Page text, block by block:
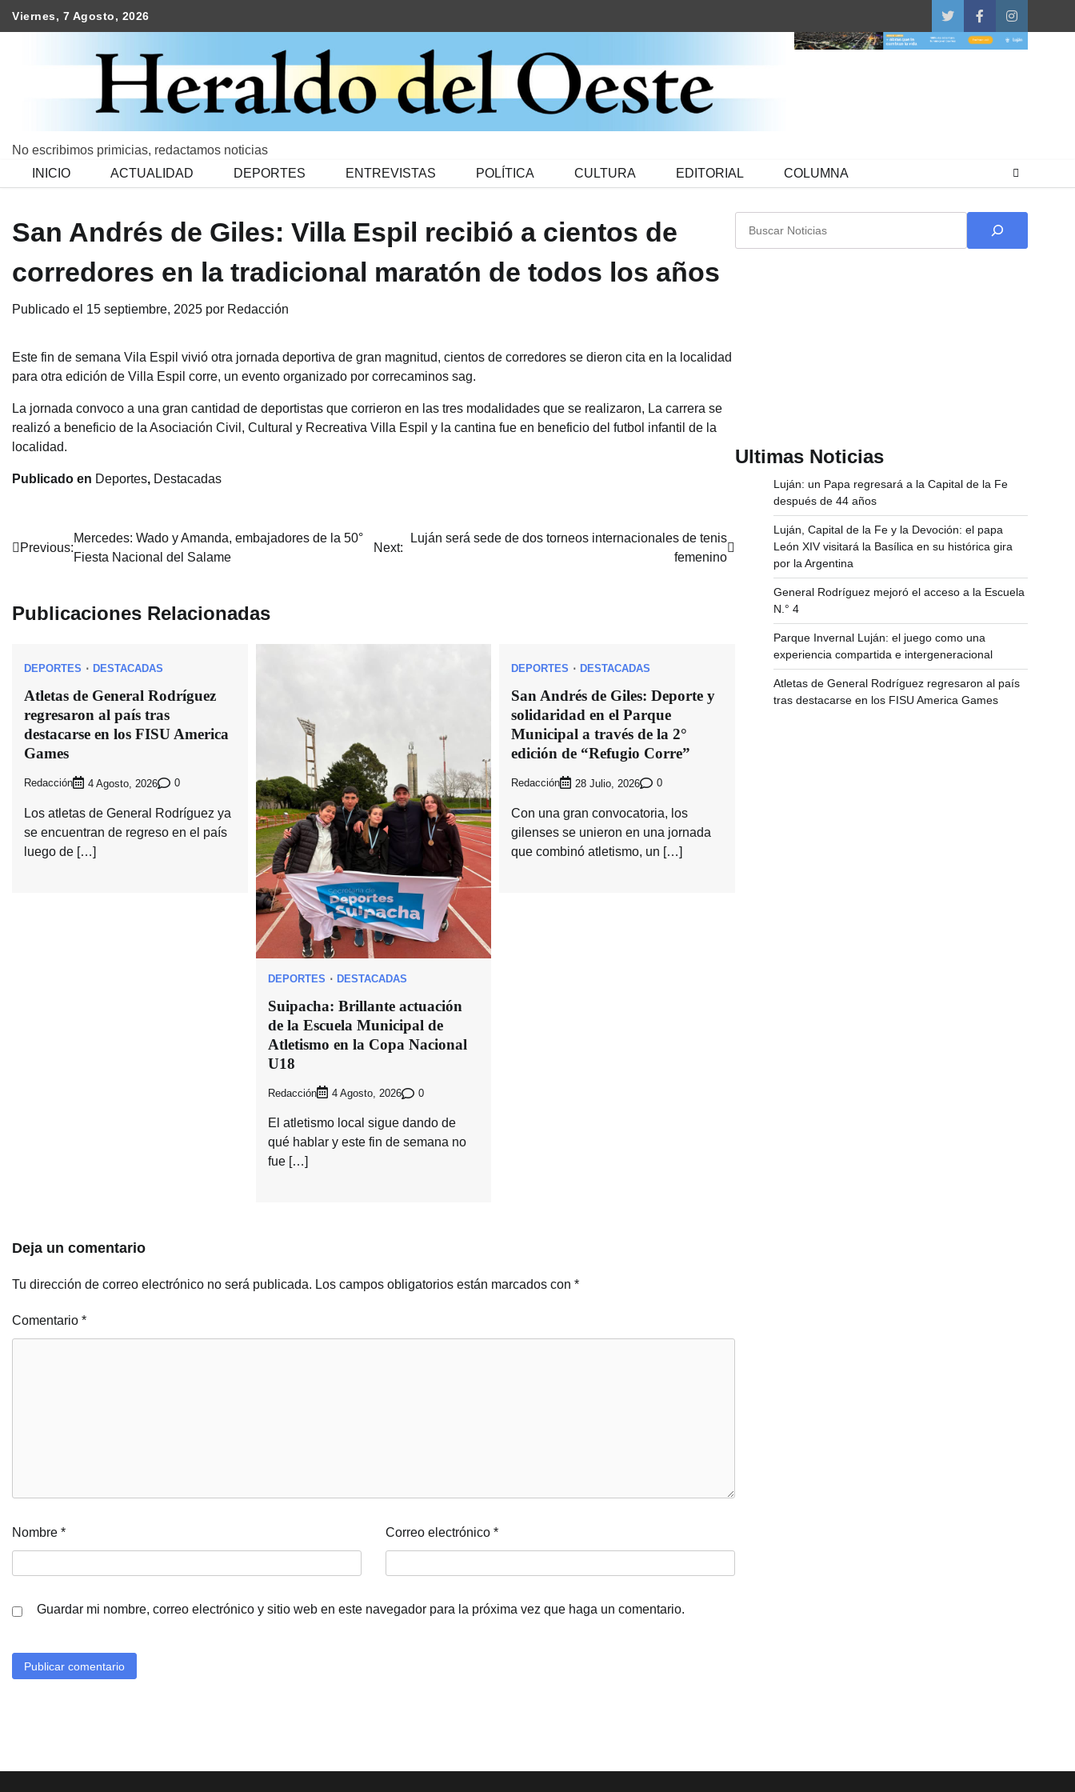
Viernes, 7 Agosto, 2026
TwitterFacebookInstagram
No escribimos primicias, redactamos noticias
INICIO
ACTUALIDAD DEPORTES ENTREVISTAS POLÍTICA CULTURA EDITORIAL COLUMNA
San Andrés de Giles: Villa Espil recibió a cientos de
corredores en la tradicional maratón de todos los años
Publicado el 15 septiembre, 2025 por Redacción
Este fin de semana Vila Espil vivió otra jornada deportiva de gran magnitud, cientos de corredores se dieron cita en la localidad
para otra edición de Villa Espil corre, un evento organizado por correcaminos sag.
La jornada convoco a una gran cantidad de deportistas que corrieron en las tres modalidades que se realizaron, La carrera se
realizó a beneficio de la Asociación Civil, Cultural y Recreativa Villa Espil y la cantina fue en beneficio del futbol infantil de la
localidad.
Publicado en Deportes, Destacadas
Navegación
Previous:
Mercedes: Wado y Amanda, embajadores de la 50°
Fiesta Nacional del Salame
Next:
Luján será sede de dos torneos internacionales de tenis
femenino
Publicaciones Relacionadas
DEPORTES DESTACADAS
Atletas de General Rodríguez
regresaron al país tras
destacarse en los FISU America
Games
Redacción 4 Agosto, 2026 0
Los atletas de General Rodríguez ya
se encuentran de regreso en el país
luego de […]
DEPORTES DESTACADAS
Suipacha: Brillante actuación
de la Escuela Municipal de
Atletismo en la Copa Nacional
U18
Redacción 4 Agosto, 2026 0
El atletismo local sigue dando de
qué hablar y este fin de semana no
fue […]
DEPORTES DESTACADAS
San Andrés de Giles: Deporte y
solidaridad en el Parque
Municipal a través de la 2°
edición de “Refugio Corre”
Redacción 28 Julio, 2026 0
Con una gran convocatoria, los
gilenses se unieron en una jornada
que combinó atletismo, un […]
Deja un comentario
Tu dirección de correo electrónico no será publicada. Los campos obligatorios están marcados con *
Comentario *
Nombre * Correo electrónico *
Guardar mi nombre, correo electrónico y sitio web en este navegador para la próxima vez que haga un comentario.
Ultimas Noticias
Luján: un Papa regresará a la Capital de la Fe
después de 44 años
Luján, Capital de la Fe y la Devoción: el papa
León XIV visitará la Basílica en su histórica gira
por la Argentina
General Rodríguez mejoró el acceso a la Escuela
N.° 4
Parque Invernal Luján: el juego como una
experiencia compartida e intergeneracional
Atletas de General Rodríguez regresaron al país
tras destacarse en los FISU America Games